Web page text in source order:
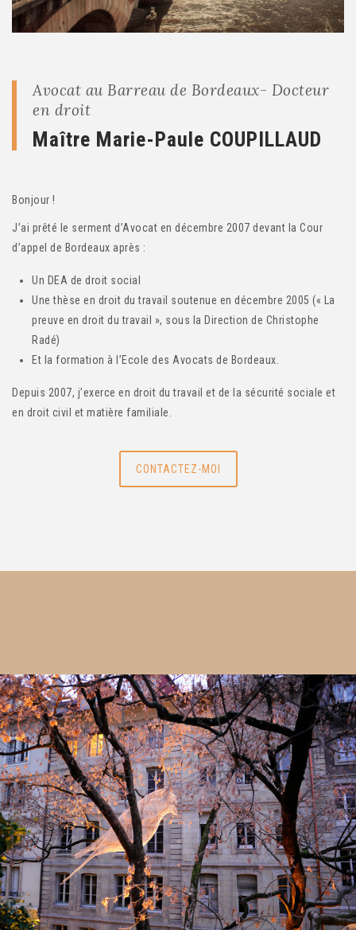
Avocat au Barreau de Bordeaux- Docteur
en droit
Maître Marie-Paule COUPILLAUD
Bonjour !
J’ai prêté le serment d’Avocat en décembre 2007 devant la Cour
d’appel de Bordeaux après :
Un DEA de droit social
Une thèse en droit du travail soutenue en décembre 2005 (« La
preuve en droit du travail », sous la Direction de Christophe
Radé)
Et la formation à l’Ecole des Avocats de Bordeaux.
Depuis 2007, j’exerce en droit du travail et de la sécurité sociale et
en droit civil et matière familiale.
CONTACTEZ-MOI